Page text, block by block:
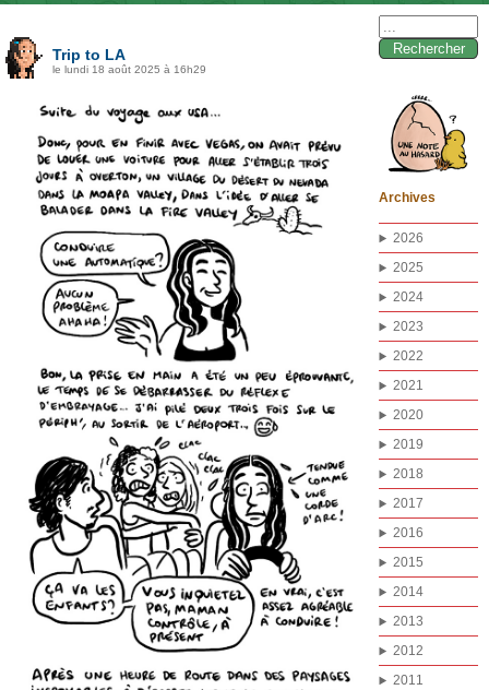
Trip to LA
le lundi 18 août 2025 à 16h29
Archives
2026
2025
2024
2023
2022
2021
2020
2019
2018
2017
2016
2015
2014
2013
2012
2011